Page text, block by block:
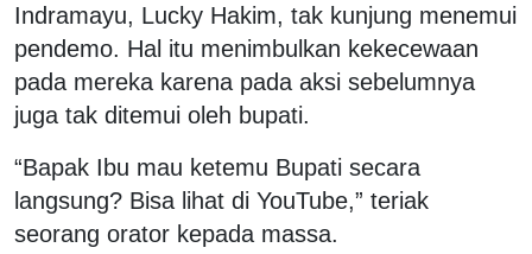
Indramayu, Lucky Hakim, tak kunjung menemui
pendemo. Hal itu menimbulkan kekecewaan
pada mereka karena pada aksi sebelumnya
juga tak ditemui oleh bupati.
“Bapak Ibu mau ketemu Bupati secara
langsung? Bisa lihat di YouTube,” teriak
seorang orator kepada massa.